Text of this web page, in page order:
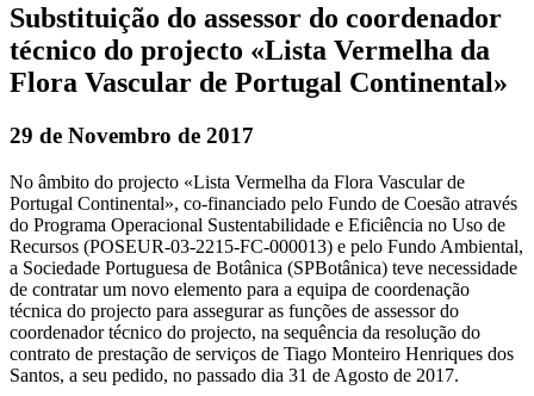
Substituição do assessor do coordenador
técnico do projecto «Lista Vermelha da
Flora Vascular de Portugal Continental»
29 de Novembro de 2017
No âmbito do projecto «Lista Vermelha da Flora Vascular de
Portugal Continental», co-financiado pelo Fundo de Coesão através
do Programa Operacional Sustentabilidade e Eficiência no Uso de
Recursos (POSEUR-03-2215-FC-000013) e pelo Fundo Ambiental,
a Sociedade Portuguesa de Botânica (SPBotânica) teve necessidade
de contratar um novo elemento para a equipa de coordenação
técnica do projecto para assegurar as funções de assessor do
coordenador técnico do projecto, na sequência da resolução do
contrato de prestação de serviços de Tiago Monteiro Henriques dos
Santos, a seu pedido, no passado dia 31 de Agosto de 2017.